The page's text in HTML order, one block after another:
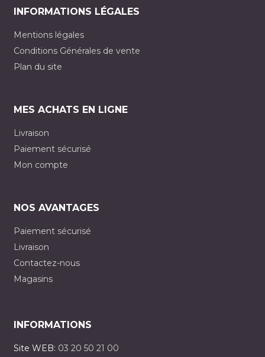
INFORMATIONS LÉGALES
Mentions légales
Conditions Générales de vente
Plan du site
MES ACHATS EN LIGNE
Livraison
Paiement sécurisé
Mon compte
NOS AVANTAGES
Paiement sécurisé
Livraison
Contactez-nous
Magasins
INFORMATIONS
Site WEB: 03 20 50 21 00